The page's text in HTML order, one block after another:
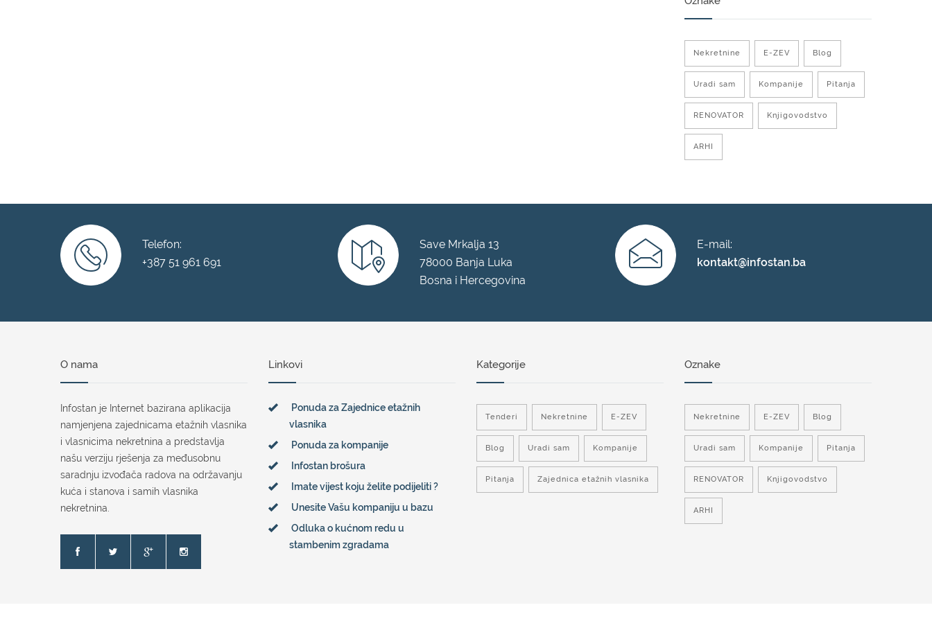
Nekretnine E-ZEV Blog
Uradi sam Kompanije Pitanja
RENOVATOR Knjigovodstvo
ARHI
Telefon:
+387 51 961 691
Save Mrkalja 13
78000 Banja Luka
Bosna i Hercegovina
E-mail:
kontakt@infostan.ba
O nama
Infostan je Internet bazirana aplikacija
namjenjena zajednicama etažnih vlasnika
i vlasnicima nekretnina a predstavlja
našu verziju rješenja za međusobnu
saradnju izvođača radova na održavanju
kuća i stanova i samih vlasnika
nekretnina.
Linkovi
Ponuda za Zajednice etažnih
vlasnika
Ponuda za kompanije
Infostan brošura
Imate vijest koju želite podijeliti ?
Unesite Vašu kompaniju u bazu
Odluka o kućnom redu u
stambenim zgradama
Kategorije
Tenderi Nekretnine E-ZEV
Blog Uradi sam Kompanije
Pitanja Zajednica etažnih vlasnika
Oznake
Nekretnine E-ZEV Blog
Uradi sam Kompanije Pitanja
RENOVATOR Knjigovodstvo
ARHI